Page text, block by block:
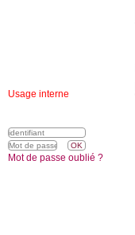
Usage interne
Mot de passe oublié ?